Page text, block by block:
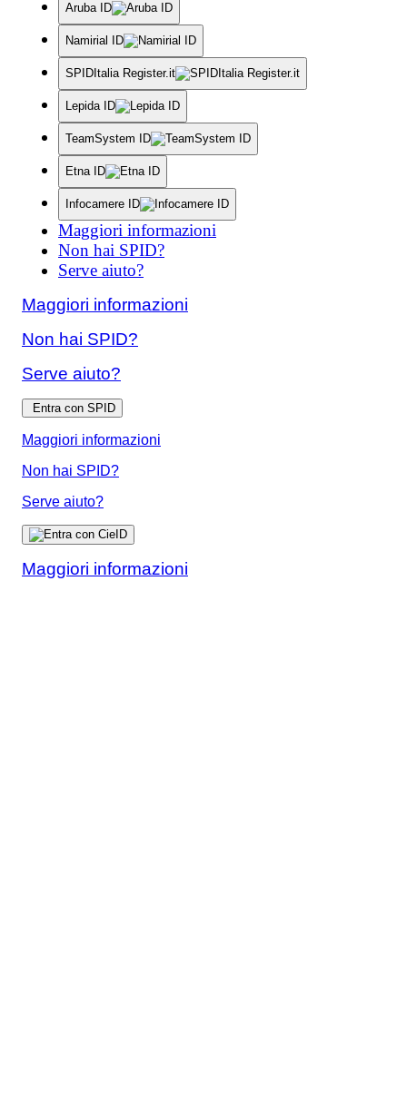
Aruba ID
Namirial ID
SPIDItalia Register.it
Lepida ID
TeamSystem ID
Etna ID
Infocamere ID
Maggiori informazioni
Non hai SPID?
Serve aiuto?
Maggiori informazioni
Non hai SPID?
Serve aiuto?
Entra con SPID
Maggiori informazioni
Non hai SPID?
Serve aiuto?
Maggiori informazioni